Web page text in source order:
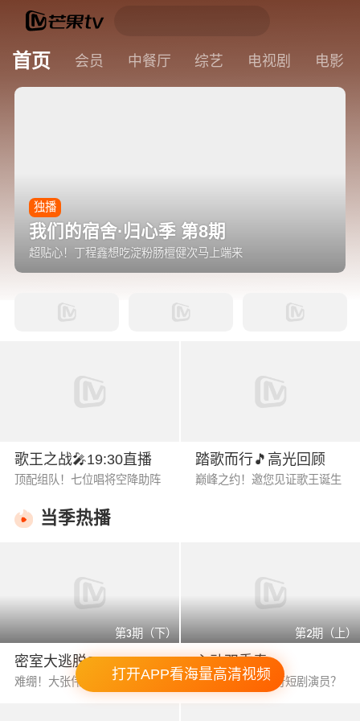
首页 会员 中餐厅 综艺 电视剧 电影
独播
我们的宿舍·归心季 第8期
超贴心！丁程鑫想吃淀粉肠檀健次马上端来
歌王之战🎤19:30直播
顶配组队！七位唱将空降助阵
踏歌而行🎵高光回顾
巅峰之约！邀您见证歌王诞生
当季热播
第3期（下）
密室大逃脱8
难绷！大张伟对暗号脑洞无边
第2期（上）
心动双重奏
贺子雨飞行员转行短剧演员？
打开APP看海量高清视频